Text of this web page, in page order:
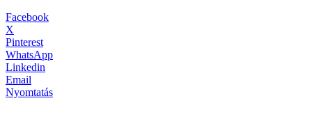
Facebook
X
Pinterest
WhatsApp
Linkedin
Email
Nyomtatás